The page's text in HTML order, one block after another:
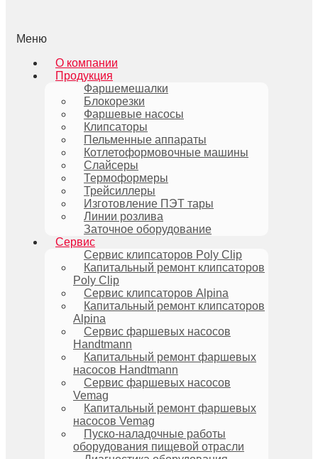
Меню
О компании
Продукция
Фаршемешалки
Блокорезки
Фаршевые насосы
Клипсаторы
Пельменные аппараты
Котлетоформовочные машины
Слайсеры
Термоформеры
Трейсиллеры
Изготовление ПЭТ тары
Линии розлива
Заточное оборудование
Сервис
Сервис клипсаторов Poly Clip
Капитальный ремонт клипсаторов
Poly Clip
Сервис клипсаторов Alpina
Капитальный ремонт клипсаторов
Alpina
Сервис фаршевых насосов
Handtmann
Капитальный ремонт фаршевых
насосов Handtmann
Сервис фаршевых насосов
Vemag
Капитальный ремонт фаршевых
насосов Vemag
Пуско-наладочные работы
оборудования пищевой отрасли